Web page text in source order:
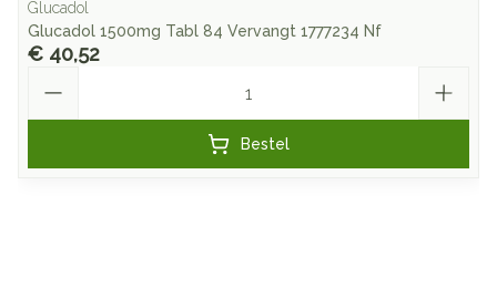
Glucadol
Glucadol 1500mg Tabl 84 Vervangt 1777234 Nf
€ 40,52
Bestel